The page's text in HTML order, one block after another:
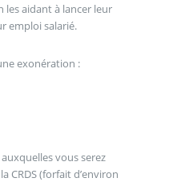
les aidant à lancer leur
emploi salarié.
exonération :
vous serez
CRDS (forfait d’environ